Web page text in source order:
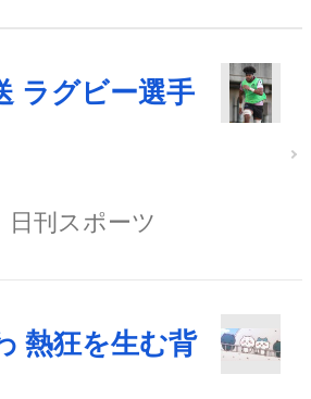
ラグビー選手
日刊スポーツ
熱狂を生む背